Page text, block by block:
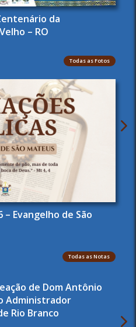
da
– RO
Todas as Fotos
– Evangelho de São
Todas as Notas
de Dom Antônio
Administrador
Rio Branco